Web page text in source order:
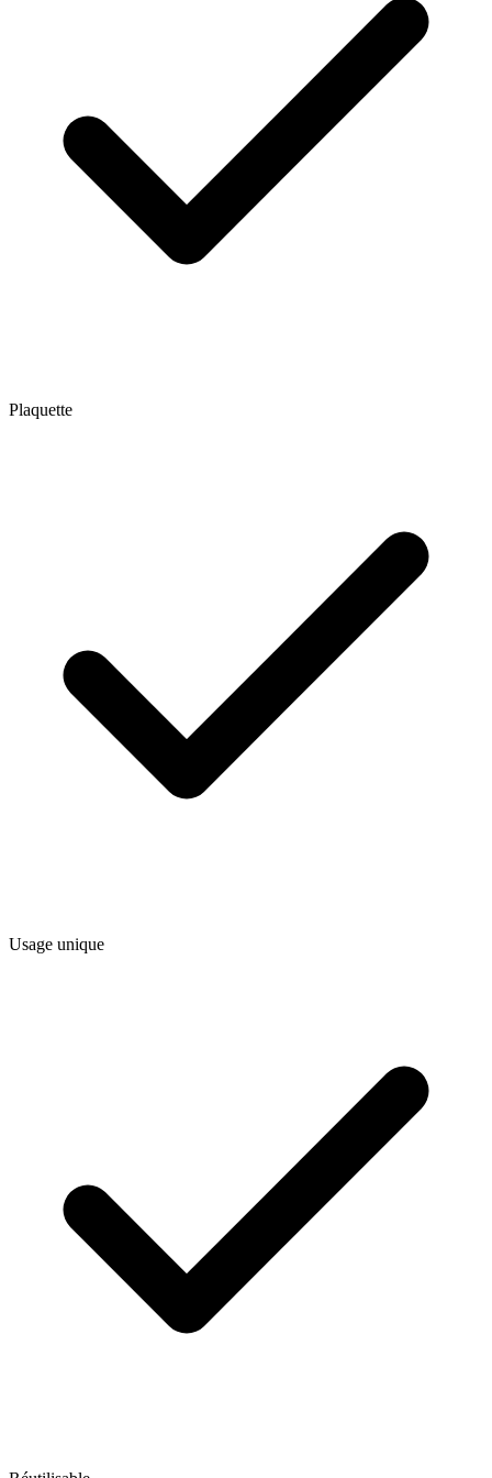
Plaquette
Usage unique